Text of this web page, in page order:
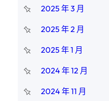
2025 年 3 月
2025 年 2 月
2025 年 1 月
2024 年 12 月
2024 年 11 月